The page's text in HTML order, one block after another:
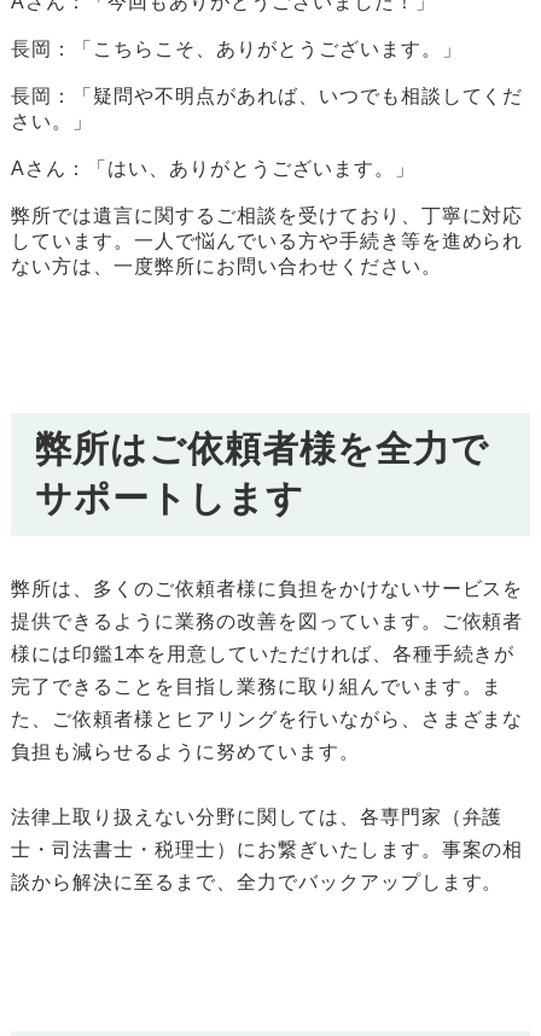
長岡：「こちらこそ、ありがとうございます。」
長岡：「疑問や不明点があれば、いつでも相談してくだ
さい。」
Aさん：「はい、ありがとうございます。」
弊所では遺言に関するご相談を受けており、丁寧に対応
しています。一人で悩んでいる方や手続き等を進められ
ない方は、一度弊所にお問い合わせください。
弊所はご依頼者様を全力で
サポートします
弊所は、多くのご依頼者様に負担をかけないサービスを
提供できるように業務の改善を図っています。ご依頼者
様には印鑑1本を用意していただければ、各種手続きが
完了できることを目指し業務に取り組んでいます。ま
た、ご依頼者様とヒアリングを行いながら、さまざまな
負担も減らせるように努めています。
法律上取り扱えない分野に関しては、各専門家（弁護
士・司法書士・税理士）にお繋ぎいたします。事案の相
談から解決に至るまで、全力でバックアップします。